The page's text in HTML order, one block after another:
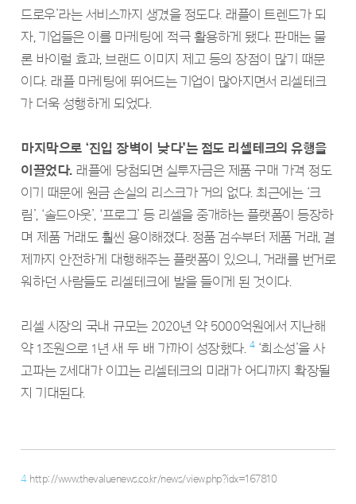
드로우’라는 서비스까지 생겼을 정도다. 래플이 트렌드가 되
자, 기업들은 이를 마케팅에 적극 활용하게 됐다. 판매는 물
론 바이럴 효과, 브랜드 이미지 제고 등의 장점이 많기 때문
이다. 래플 마케팅에 뛰어드는 기업이 많아지면서 리셀테크
가 더욱 성행하게 되었다.
마지막으로 ‘진입 장벽이 낮다’는 점도 리셀테크의 유행을
이끌었다.래플에 당첨되면 실투자금은 제품 구매 가격 정도
이기 때문에 원금 손실의 리스크가 거의 없다. 최근에는 ‘크
림’, ‘솔드아웃’, ‘프로그’ 등 리셀을 중개하는 플랫폼이 등장하
며 제품 거래도 훨씬 용이해졌다. 정품 검수부터 제품 거래, 결
제까지 안전하게 대행해주는 플랫폼이 있으니, 거래를 번거로
워하던 사람들도 리셀테크에 발을 들이게 된 것이다.
리셀 시장의 국내 규모는 2020년 약 5000억원에서 지난해
약 1조원으로 1년 새 두 배 가까이 성장했다. 4‘희소성’을 사
고파는 Z세대가 이끄는 리셀테크의 미래가 어디까지 확장될
지 기대된다.
4 http://www.thevaluenews.co.kr/news/view.php?idx=167810